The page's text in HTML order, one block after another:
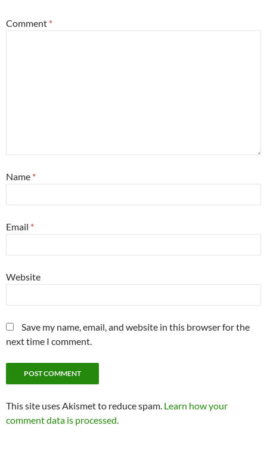
Comment *
Name *
Email *
Website
Save my name, email, and website in this browser for the
next time I comment.
This site uses Akismet to reduce spam. Learn how your
comment data is processed.